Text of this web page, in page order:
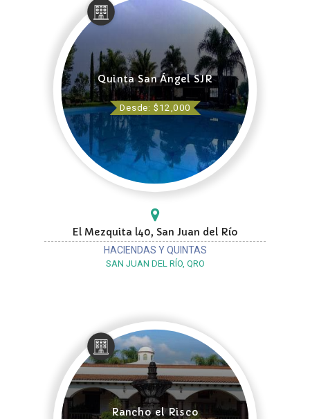
Quinta San Ángel SJR
Desde: $12,000
El Mezquita l40, San Juan del Río
HACIENDAS Y QUINTAS
SAN JUAN DEL RÍO, QRO
Rancho el Risco